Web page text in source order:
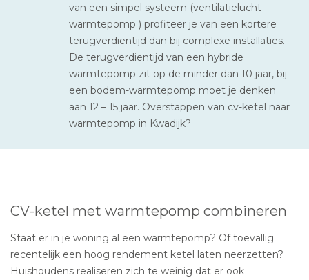
van een simpel systeem (ventilatielucht
warmtepomp ) profiteer je van een kortere
terugverdientijd dan bij complexe installaties.
De terugverdientijd van een hybride
warmtepomp zit op de minder dan 10 jaar, bij
een bodem-warmtepomp moet je denken
aan 12 – 15 jaar. Overstappen van cv-ketel naar
warmtepomp in Kwadijk?
CV-ketel met warmtepomp combineren
Staat er in je woning al een warmtepomp? Of toevallig
recentelijk een hoog rendement ketel laten neerzetten?
Huishoudens realiseren zich te weinig dat er ook